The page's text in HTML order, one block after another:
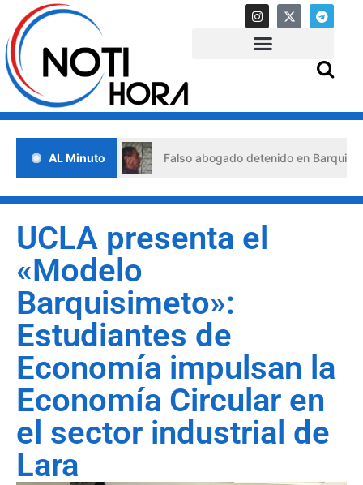
AL Minuto
crisis Falso abogado detenido en Barquisimeto:
UCLA presenta el
«Modelo
Barquisimeto»:
Estudiantes de
Economía impulsan la
Economía Circular en
el sector industrial de
Lara